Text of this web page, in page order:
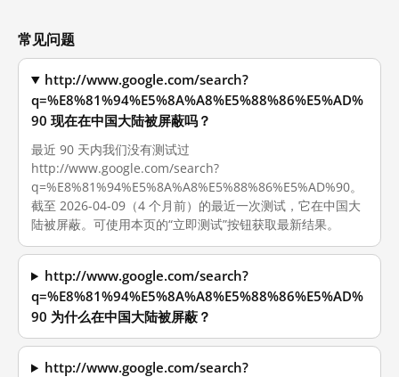
常见问题
http://www.google.com/search?
q=%E8%81%94%E5%8A%A8%E5%88%86%E5%AD%
90 现在在中国大陆被屏蔽吗？
最近 90 天内我们没有测试过
http://www.google.com/search?
q=%E8%81%94%E5%8A%A8%E5%88%86%E5%AD%90。
截至 2026-04-09（4 个月前）的最近一次测试，它在中国大
陆被屏蔽。可使用本页的“立即测试”按钮获取最新结果。
http://www.google.com/search?
q=%E8%81%94%E5%8A%A8%E5%88%86%E5%AD%
90 为什么在中国大陆被屏蔽？
http://www.google.com/search?